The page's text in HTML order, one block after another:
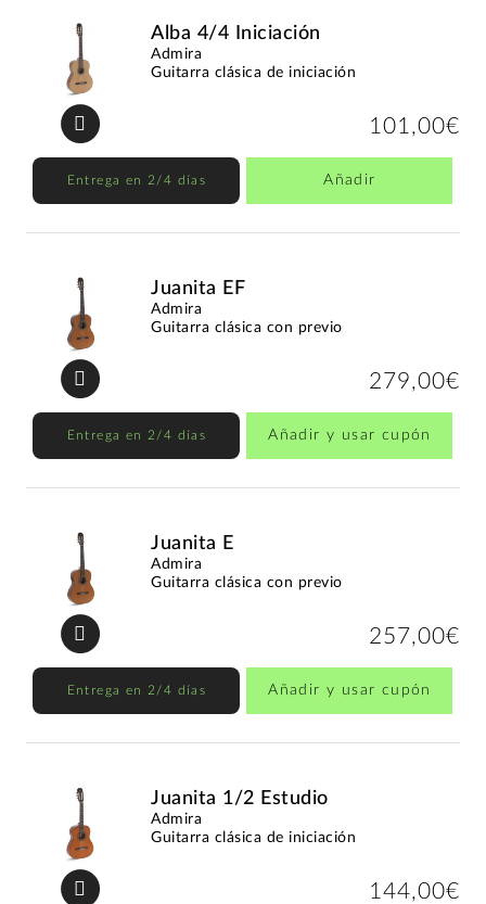
Alba 4/4 Iniciación
Admira
Guitarra clásica de iniciación
101,00€
Entrega en 2/4 días Añadir
Juanita EF
Admira
Guitarra clásica con previo
279,00€
Entrega en 2/4 días Añadir y usar cupón
Juanita E
Admira
Guitarra clásica con previo
257,00€
Entrega en 2/4 días Añadir y usar cupón
Juanita 1/2 Estudio
Admira
Guitarra clásica de iniciación
144,00€